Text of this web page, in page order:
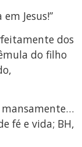
Jesus!”
dos
do filho
fé e vida; BH,